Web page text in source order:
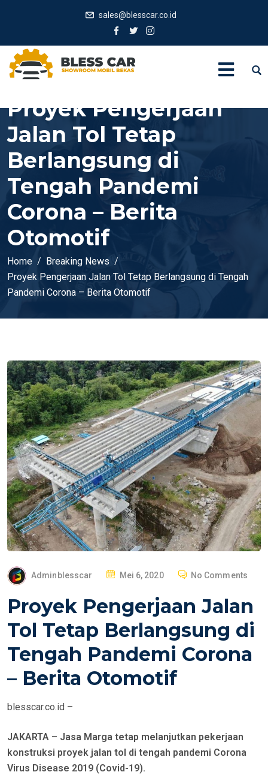
sales@blesscar.co.id
Proyek Pengerjaan
Jalan Tol Tetap
Berlangsung di
Tengah Pandemi
Corona – Berita
Otomotif
Home
Breaking News
Proyek Pengerjaan Jalan Tol Tetap Berlangsung di Tengah
Pandemi Corona – Berita Otomotif
Adminblesscar
P
S
E
D
N
Mei 6, 2020 No Comments
Proyek Pengerjaan Jalan
Tol Tetap Berlangsung di
Tengah Pandemi Corona
– Berita Otomotif
blesscar.co.id –
JAKARTA – Jasa Marga tetap melanjutkan pekerjaan
konstruksi proyek jalan tol di tengah pandemi Corona
Virus Disease 2019 (Covid-19).